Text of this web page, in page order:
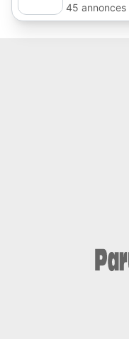
45 annonces